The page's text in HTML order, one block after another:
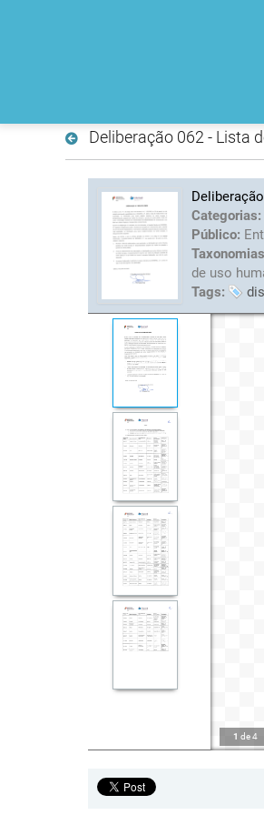
Deliberação 062 - Lista
Categorias:
Público:
de uso
Tags:
1 de4